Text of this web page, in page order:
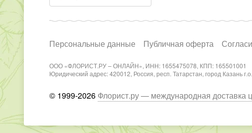
Персональные данные Публичная оферта
ООО «ФЛОРИСТ.РУ – ОНЛАЙН», ИНН: 1655475078, КПП: 165501001
Юридический адрес: 420012, Россия, респ. Татарстан, город Казань
© 1999-2026 Флорист.ру — международная доставка